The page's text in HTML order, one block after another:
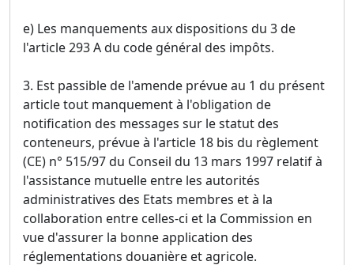
e) Les manquements aux dispositions du 3 de
l'article 293 A du code général des impôts.
3. Est passible de l'amende prévue au 1 du présent
article tout manquement à l'obligation de
notification des messages sur le statut des
conteneurs, prévue à l'article 18 bis du règlement
(CE) n° 515/97 du Conseil du 13 mars 1997 relatif à
l'assistance mutuelle entre les autorités
administratives des Etats membres et à la
collaboration entre celles-ci et la Commission en
vue d'assurer la bonne application des
réglementations douanière et agricole.